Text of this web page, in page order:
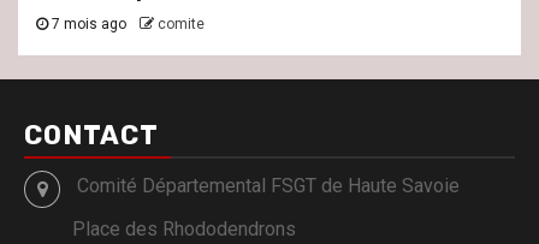
7 mois ago comite
CONTACT
Comité Départemental FSGT de Haute Savoie
Place des Rhododendrons